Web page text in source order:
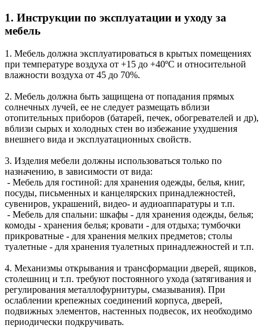
1. Инструкции по эксплуатации и уходу за
мебель
1. Мебель должна эксплуатироваться в крытых помещениях
при температуре воздуха от +15 до +40ºС и относительной
влажности воздуха от 45 до 70%.
2. Мебель должна быть защищена от попадания прямых
солнечных лучей, ее не следует размещать вблизи
отопительных приборов (батарей, печек, обогревателей и др),
вблизи сырых и холодных стен во избежание ухудшения
внешнего вида и эксплуатационных свойств.
3. Изделия мебели должны использоваться только по
назначению, в зависимости от вида:
- Мебель для гостиной: для хранения одежды, белья, книг,
посуды, письменных и канцелярских принадлежностей,
сувениров, украшений, видео- и аудиоаппаратуры и т.п.
- Мебель для спальни: шкафы - для хранения одежды, белья;
комоды - хранения белья; кровати - для отдыха; тумбочки
прикроватные - для хранения мелких предметов; столы
туалетные - для хранения туалетных принадлежностей и т.п.
4. Механизмы открывания и трансформации дверей, ящиков,
столешниц и т.п. требуют постоянного ухода (затягивания и
регулирования металлофурнитуры, смазывания). При
ослаблении крепежных соединений корпуса, дверей,
подвижных элементов, настенных подвесок, их необходимо
периодически подкручивать.